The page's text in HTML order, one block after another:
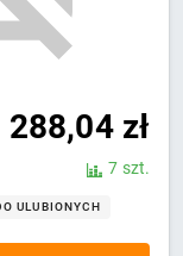
288,04 zł
7 szt.
ULUBIONYCH